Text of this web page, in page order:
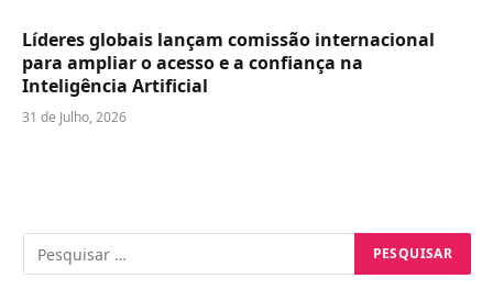
Líderes globais lançam comissão internacional
para ampliar o acesso e a confiança na
Inteligência Artificial
31 de Julho, 2026